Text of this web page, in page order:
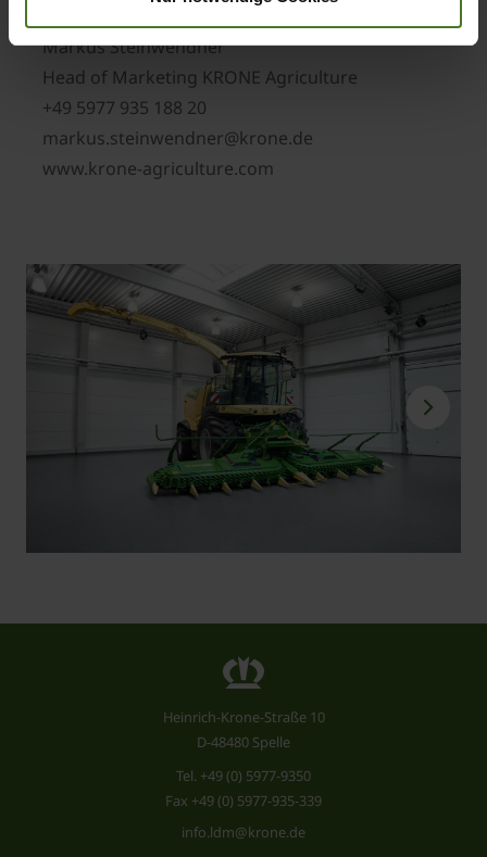
Markus Steinwendner
Head of Marketing KRONE Agriculture
+49 5977 935 188 20
markus.steinwendner@krone.de
www.krone-agriculture.com
Heinrich-Krone-Straße 10
D-48480 Spelle
Tel. +49 (0) 5977-9350
Fax +49 (0) 5977-935-339
info.ldm@krone.de